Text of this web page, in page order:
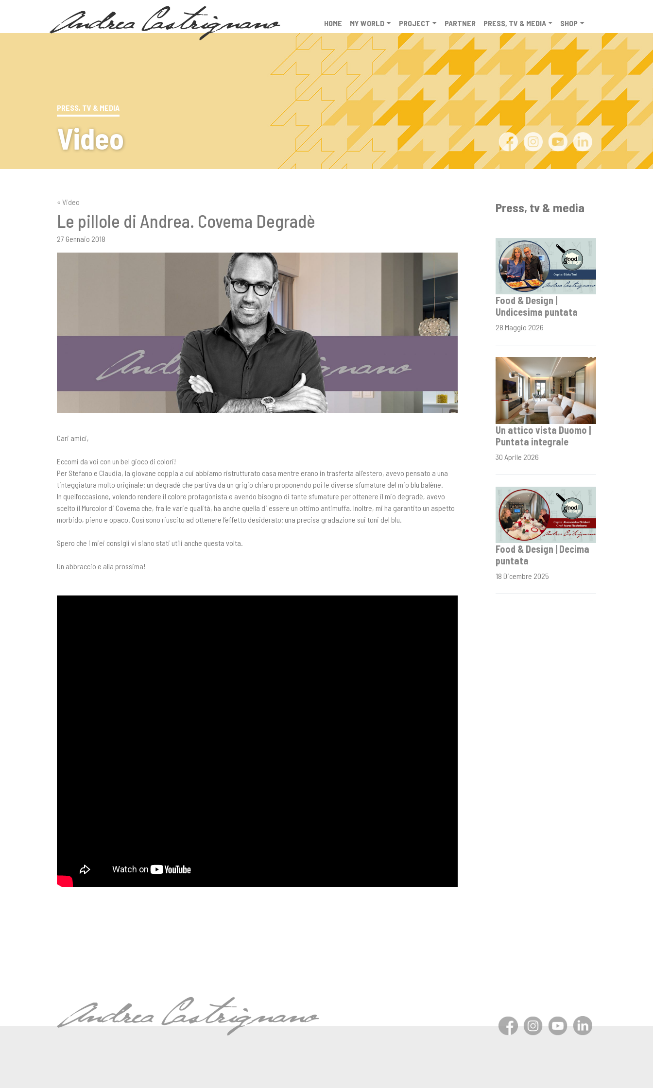
HOME MY WORLD PROJECT PARTNER PRESS, TV & MEDIA SHOP
PRESS, TV & MEDIA
Video
« Video
Le pillole di Andrea. Covema Degradè
27 Gennaio 2018
Cari amici,
Eccomi da voi con un bel gioco di colori!
Per Stefano e Claudia, la giovane coppia a cui abbiamo ristrutturato casa mentre erano in trasferta all’estero, avevo pensato a una
tinteggiatura molto originale: un degradè che partiva da un grigio chiaro proponendo poi le diverse sfumature del mio blu balène.
In quell’occasione, volendo rendere il colore protagonista e avendo bisogno di tante sfumature per ottenere il mio degradè, avevo
scelto il Murcolor di Covema che, fra le varie qualità, ha anche quella di essere un ottimo antimuffa. Inoltre, mi ha garantito un aspetto
morbido, pieno e opaco. Così sono riuscito ad ottenere l’effetto desiderato: una precisa gradazione sui toni del blu.
Spero che i miei consigli vi siano stati utili anche questa volta.
Un abbraccio e alla prossima!
Press, tv & media
Food & Design |
Undicesima puntata
28 Maggio 2026
Un attico vista Duomo |
Puntata integrale
30 Aprile 2026
Food & Design | Decima
puntata
18 Dicembre 2025